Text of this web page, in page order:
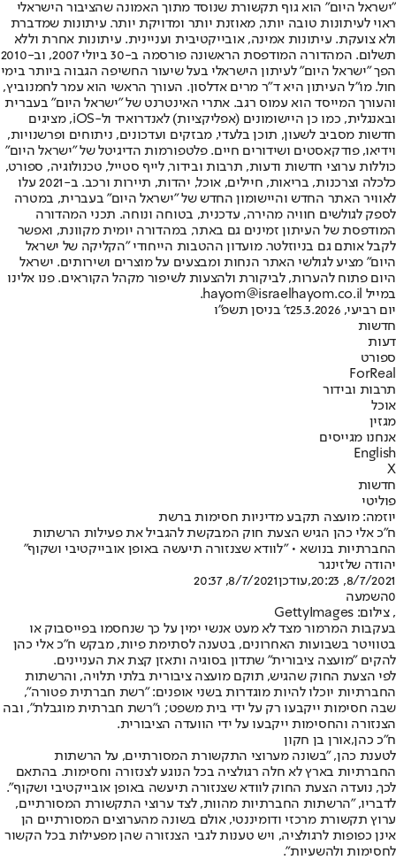
"ישראל היום" הוא גוף תקשורת שנוסד מתוך האמונה שהציבור הישראלי
ראוי לעיתונות טובה יותר, מאוזנת יותר ומדויקת יותר. עיתונות שמדברת
ולא צועקת. עיתונות אמינה, אובייקטיבית ועניינית. עיתונות אחרת וללא
תשלום. המהדורה המודפסת הראשונה פורסמה ב-30 ביולי 2007, וב-2010
הפך "ישראל היום" לעיתון הישראלי בעל שיעור החשיפה הגבוה ביותר בימי
חול. מו"ל העיתון היא ד"ר מרים אדלסון. העורך הראשי הוא עמר לחמנוביץ,
והעורך המייסד הוא עמוס רגב. אתרי האינטרנט של "ישראל היום" בעברית
ובאנגלית, כמו כן היישומונים (אפליקציות) לאנדרואיד ול-iOS, מציגים
חדשות מסביב לשעון, תוכן בלעדי, מבזקים ועדכונים, ניתוחים ופרשנויות,
וידיאו, פודקאסטים ושידורים חיים. פלטפורמות הדיגיטל של "ישראל היום"
כוללות ערוצי חדשות ודעות, תרבות ובידור, לייף סטייל, טכנולוגיה, ספורט,
כלכלה וצרכנות, בריאות, חיילים, אוכל, יהדות, תיירות ורכב. ב-2021 עלו
לאוויר האתר החדש והיישומון החדש של "ישראל היום" בעברית, במטרה
לספק לגולשים חוויה מהירה, עדכנית, בטוחה ונוחה. תכני המהדורה
המודפסת של העיתון זמינים גם באתר, במהדורה יומית מקוונת, ואפשר
לקבל אותם גם בניוזלטר. מועדון ההטבות הייחודי "הקליקה של ישראל
היום" מציע לגולשי האתר הנחות ומבצעים על מוצרים ושירותים. ישראל
היום פתוח להערות, לביקורת ולהצעות לשיפור מקהל הקוראים. פנו אלינו
במייל hayom@israelhayom.co.il.
יום רביעי, 25.3.2026
ז' בניסן תשפ"ו
חדשות
דעות
ספורט
ForReal
תרבות ובידור
אוכל
מגזין
אנחנו מגייסים
English
X
חדשות
פוליטי
יוזמה: מועצה תקבע מדיניות חסימות ברשת
ח"כ אלי כהן הגיש הצעת חוק המבקשת להגביל את פעילות הרשתות
החברתיות בנושא • "לוודא שצנזורה תיעשה באופן אובייקטיבי ושקוף"
יהודה שלזינגר
8/7/2021, 20:23
,עודכן8/7/2021, 20:37
0השמעה
, צילום: GettyImages
בעקבות המרמור מצד לא מעט אנשי ימין על כך שנחסמו בפייסבוק או
בטוויטר בשבועות האחרונים, בטענה לסתימת פיות, מבקש ח"כ אלי כהן
להקים "מועצה ציבורית" שתדון בסוגיה ותאזן קצת את העניינים.
לפי הצעת החוק שהגיש, תוקם מועצה ציבורית בלתי תלויה, והרשתות
החברתיות יוכלו להיות מוגדרות בשני אופנים: "רשת חברתית פטורה",
שבה חסימות ייקבעו רק על ידי בית משפט; ו"רשת חברתית מוגבלת", ובה
הצנזורה והחסימות ייקבעו על ידי הוועדה הציבורית.
ח"כ כהן,אורן בן חקון
לטענת כהן, "בשונה מערוצי התקשורת המסורתיים, על הרשתות
החברתיות בארץ לא חלה רגולציה בכל הנוגע לצנזורה וחסימות. בהתאם
לכך, נועדה הצעת החוק לוודא שצנזורה תיעשה באופן אובייקטיבי ושקוף".
לדבריו, "הרשתות החברתיות מהוות, לצד ערוצי התקשורת המסורתיים,
ערוץ תקשורת מרכזי ודומיננטי, אולם בשונה מהערוצים המסורתיים הן
אינן כפופות לרגולציה, ויש טענות לגבי הצנזורה שהן מפעילות בכל הקשור
לחסימות ולהשעיות".